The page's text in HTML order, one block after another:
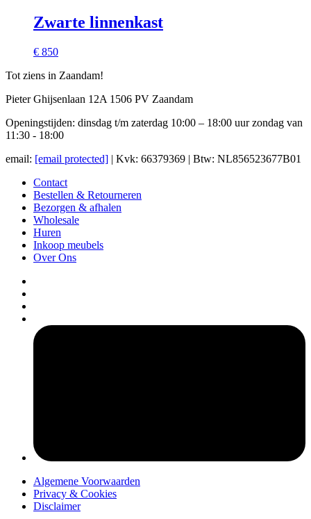
Zwarte linnenkast
€ 850
Tot ziens in Zaandam!
Pieter Ghijsenlaan 12A 1506 PV Zaandam
Openingstijden: dinsdag t/m zaterdag 10:00 – 18:00 uur zondag van
11:30 - 18:00
email: [email protected] | Kvk: 66379369 | Btw: NL856523677B01
Contact
Bestellen & Retourneren
Bezorgen & afhalen
Wholesale
Huren
Inkoop meubels
Over Ons
Algemene Voorwaarden
Privacy & Cookies
Disclaimer